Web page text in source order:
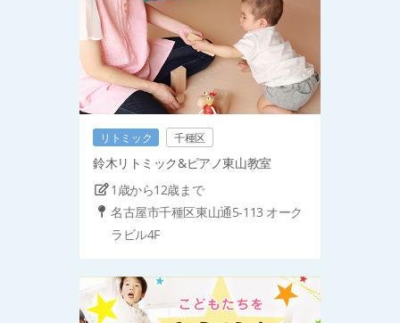
リトミック 千種区
鈴木リトミック&ピアノ東山教室
1歳から12歳まで
名古屋市千種区東山通5-113 オーク
ラビル4F